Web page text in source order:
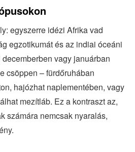
egyszerre idézi Afrika vad
egzotikumát és az indiai óceáni
vagy januárban
csöppen – fürdőruhában
hajózhat naplementében, vagy
mezítláb. Ez a kontraszt az,
számára nemcsak nyaralás,